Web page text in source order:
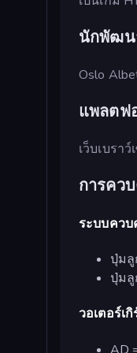
นักพัฒน
Oslo
แพลตฟ
เว็บเบรา
การคว
ระบบคว
ปุ่ม
ปุ่ม
วอเตอร์เ